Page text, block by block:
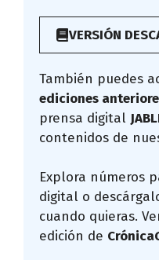
VERSIÓN
También puedes
ediciones
prensa digital
contenidos de
Explora números
digital o
cuando quieras.
edición de